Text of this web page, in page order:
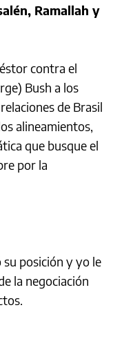
Ramallah y
contra el
Bush a los
de Brasil
alineamientos,
que busque el
por la
posición y yo le
la negociación